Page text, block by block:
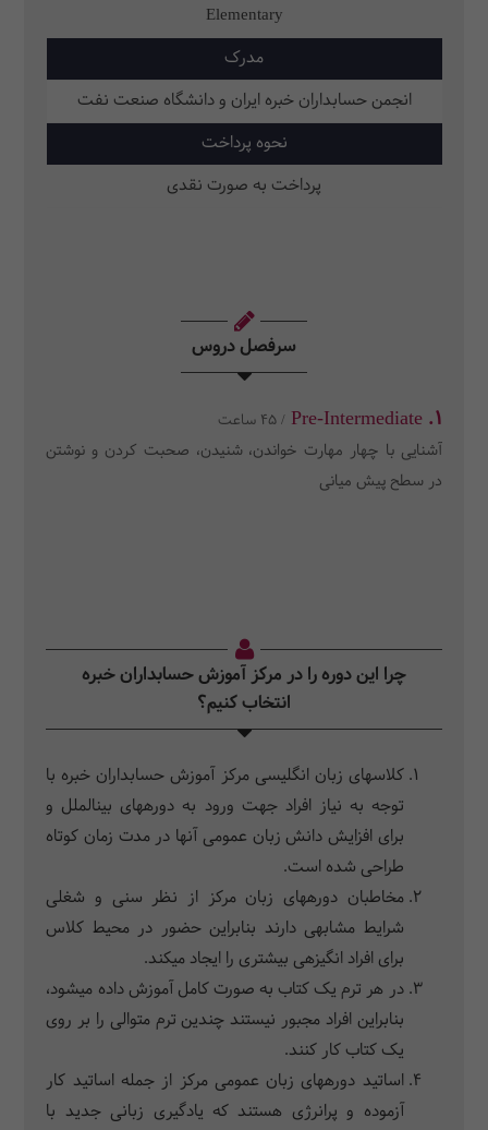
Elementary
مدرک
انجمن حسابداران خبره ایران و دانشگاه صنعت نفت
نحوه پرداخت
پرداخت به صورت نقدی
سرفصل دروس
1. Pre-Intermediate / 45 ساعت
آشنایی با چهار مهارت خواندن، شنیدن، صحبت کردن و نوشتن
در سطح پیش میانی
چرا این دوره را در مرکز آموزش حسابداران خبره
انتخاب کنیم؟
کلاس‎های زبان انگلیسی مرکز آموزش حسابداران خبره با
توجه به نیاز افراد جهت ورود به دوره‎های بین‎الملل و
برای افزایش دانش زبان عمومی آنها در مدت زمان کوتاه
طراحی شده است.
مخاطبان دوره‎های زبان مرکز از نظر سنی و شغلی
شرایط مشابهی دارند بنابراین حضور در محیط کلاس
برای افراد انگیزه‎ی بیشتری را ایجاد می‎کند.
در هر ترم یک کتاب به صورت کامل آموزش داده می‎شود،
بنابراین افراد مجبور نیستند چندین ترم متوالی را بر روی
یک کتاب کار کنند.
اساتید دوره‎های زبان عمومی مرکز از جمله اساتید کار
آزموده و پرانرژی هستند که یادگیری زبانی جدید با